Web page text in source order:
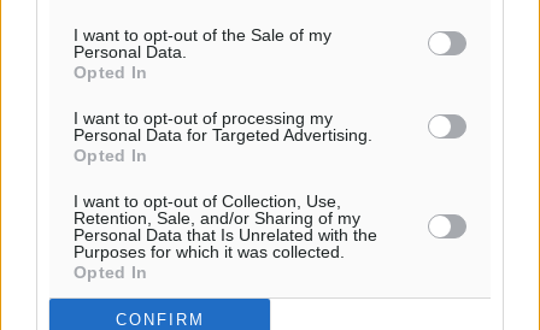
I want to opt-out of the Sale of my
Personal Data.
Opted In
I want to opt-out of processing my
Personal Data for Targeted Advertising.
Opted In
I want to opt-out of Collection, Use,
Retention, Sale, and/or Sharing of my
Personal Data that Is Unrelated with the
Purposes for which it was collected.
Opted In
CONFIRM
Ροή ειδήσεων
Αυτοκίνητο μπήκε παράνομα σε μονόδρομο στο
Μαστιχάρι – Αναποδογύρισε όχημα με μητέρα και
5χρονο παιδί
Τοπικές Ειδήσεις• πριν 5 λεπτά